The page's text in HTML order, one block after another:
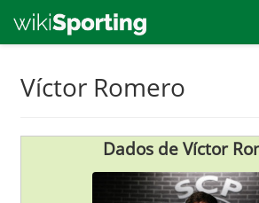
Víctor Romero
Dados de Víctor